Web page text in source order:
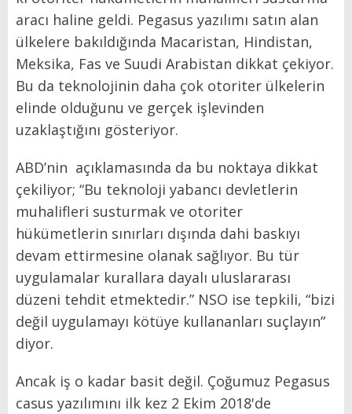
aracı haline geldi. Pegasus yazılımı satın alan
ülkelere bakıldığında Macaristan, Hindistan,
Meksika, Fas ve Suudi Arabistan dikkat çekiyor.
Bu da teknolojinin daha çok otoriter ülkelerin
elinde olduğunu ve gerçek işlevinden
uzaklaştığını gösteriyor.
ABD’nin açıklamasında da bu noktaya dikkat
çekiliyor; “Bu teknoloji yabancı devletlerin
muhalifleri susturmak ve otoriter
hükümetlerin sınırları dışında dahi baskıyı
devam ettirmesine olanak sağlıyor. Bu tür
uygulamalar kurallara dayalı uluslararası
düzeni tehdit etmektedir.” NSO ise tepkili, “bizi
değil uygulamayı kötüye kullananları suçlayın”
diyor.
Ancak iş o kadar basit değil. Çoğumuz Pegasus
casus yazılımını ilk kez 2 Ekim 2018'de